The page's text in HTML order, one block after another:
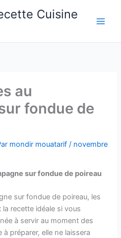
Cuisine
au
fondue de
mondir mouatarif/ novembre
sur fondue de poireau
sur fondue de poireau, les
recette idéale si vous
à servir au moment des
à préparer, elle ne laissera